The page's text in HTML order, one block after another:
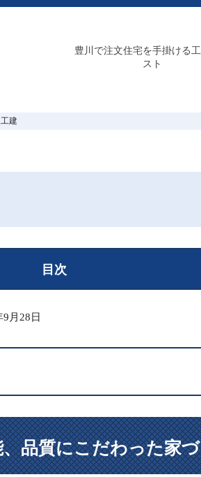
豊川で注文住宅を手掛ける
スト
建
宅展示場）
9月28日
品質にこだわった家